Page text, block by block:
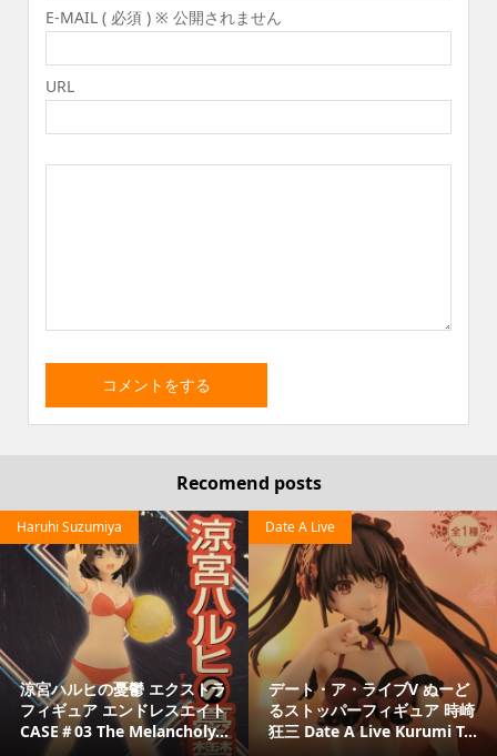
E-MAIL ( 必須 ) ※ 公開されません
URL
Recomend posts
涼宮ハルヒの憂鬱 エクストラ
フィギュア エンドレスエイト
CASE＃03 The Melancholy...
Haruhi Suzumiya
デート・ア・ライブV ぬーど
るストッパーフィギュア 時崎
狂三 Date A Live Kurumi T...
Date A Live